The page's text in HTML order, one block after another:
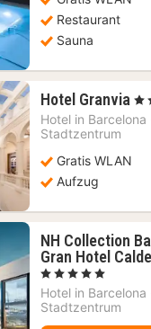
Restaurant
Sauna
Hotel Granvia 1
, 3
Hotel in Barcelona
Stadtzentrum
Gratis WLAN
Aufzug
NH Collection
Gran Hotel
, 5 Sterne
Hotel in Barcelona
Stadtzentrum